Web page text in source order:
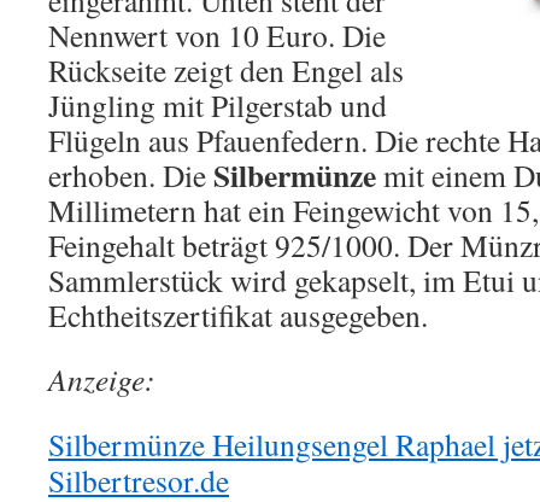
Nennwert von 10 Euro. Die
Rückseite zeigt den Engel als
Jüngling mit Pilgerstab und
Flügeln aus Pfauenfedern. Die rechte
erhoben. Die Silbermünzemit einem
Millimetern hat ein Feingewicht von
Feingehalt beträgt 925/1000. Der
Sammlerstück wird gekapselt, im Etui
Echtheitszertifikat ausgegeben.
Anzeige:
Silbermünze Heilungsengel Raphael
Silbertresor.de